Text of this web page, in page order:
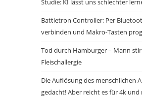
Studie: KI lässt uns schlechter
Battletron Controller: Per
verbinden und Makro-Tasten
Tod durch Hamburger – Mann
Fleischallergie
Die Auflösung des menschlichen
gedacht! Aber reicht es für 4k und